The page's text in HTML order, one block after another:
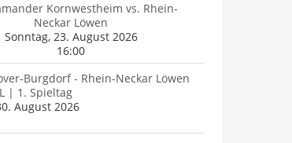
Kornwestheim vs. Rhein-
Neckar Löwen
Sonntag, 23. August 2026
16:00
Burgdorf - Rhein-Neckar Löwen
| 1. Spieltag
August 2026